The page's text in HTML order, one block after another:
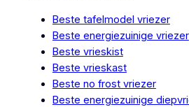
Beste tafelmodel vriezer
Beste energiezuinige vriezer
Beste vrieskist
Beste vrieskast
Beste no frost vriezer
Beste energiezuinige